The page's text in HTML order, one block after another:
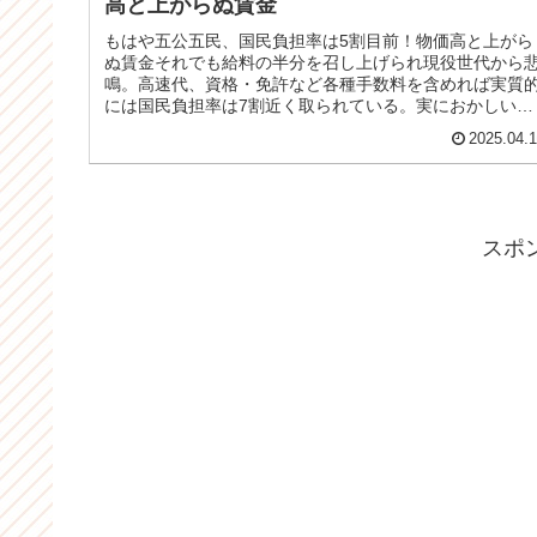
高と上がらぬ賃金
もはや五公五民、国民負担率は5割目前！物価高と上がら
ぬ賃金それでも給料の半分を召し上げられ現役世代から
鳴。高速代、資格・免許など各種手数料を含めれば実質
には国民負担率は7割近く取られている。実におかしい。
スポ